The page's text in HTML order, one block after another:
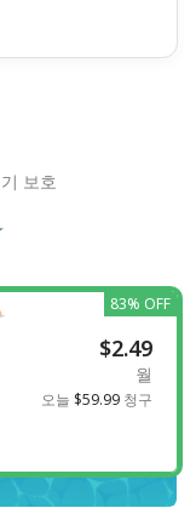
보호
$2.49
월
오늘 $59.99 청구
83% OFF